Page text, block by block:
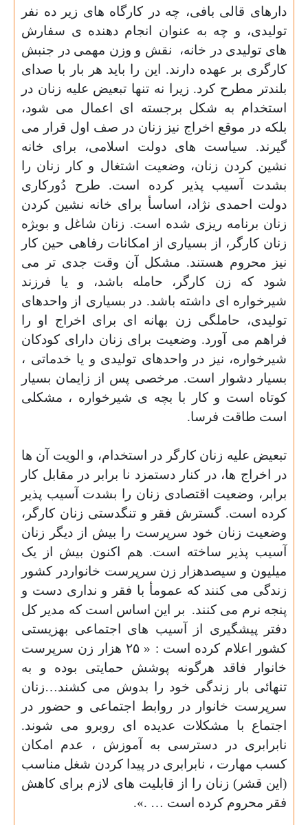
دارهای قالی بافی، چه در کارگاه های زیر ده نفر
تولیدی، و چه به عنوان انجام دهنده ی سفارش
های تولیدی در خانه،
نقش و وزن مهمی در جنبش
کارگری بر عهده دارند. این را باید هر بار با صدای
بلندتر مطرح کرد. زیرا نه تنها تبعیض علیه زنان در
استخدام به شکل برجسته ای اعمال می شود،
بلکه در موقع اخراج نیز زنان در صف اول قرار می
گیرند. سیاست های دولت اسلامی، برای خانه
نشین کردن زنان، وضعیت اشتغال و کار زنان را
بشدت آسیب پذیر کرده است. طرح دُورکاری
دولت احمدی نژاد، اساسأ برای خانه نشین کردن
زنان برنامه ریزی شده است. زنان شاغل و بویژه
زنان کارگر، از بسیاری از امکانات رفاهی حین کار
نیز محروم هستند. مشکل آن وقت جدی تر می
شود که زن کارگر، حامله باشد، و یا فرزند
شیرخواره ای داشته باشد. در بسیاری از واحدهای
تولیدی، حاملگی زن بهانه ای برای اخراج او را
فراهم می آورد. وضعیت برای زنان دارای کودکان
شیرخواره، نیز در واحدهای تولیدی و یا خدماتی ،
بسیار دشوار است. مرخصی پس از زایمان بسیار
کوتاه است و کار با بچه ی شیرخواره ، مشکلی
است طاقت فرسا.
تبعیض علیه زنان کارگر در استخدام، و الویت آن ها
در اخراج ها، در کنار دستمزد نا برابر در مقابل کار
برابر، وضعیت اقتصادی زنان را بشدت آسیب پذیر
کرده است. گسترش فقر و تنگدستی زنان کارگر،
وضعیت زنان خود سرپرست را بیش از دیگر زنان
آسیب پذیر ساخته است. هم اکنون بیش از یک
میلیون و سیصدهزار زن سرپرست خانواردر کشور
زندگی می کنند که عمومأ با فقر و نداری دست و
پنجه نرم می کنند. بر این اساس است که مدیر کل
دفتر پیشگیری از آسیب های اجتماعی بهزیستی
کشور اعلام کرده است : « ۲۵ هزار زن سرپرست
خانوار فاقد هرگونه پوشش حمایتی بوده و به
تنهائی بار زندگی خود را بدوش می کشند…زنان
سرپرست خانوار در روابط اجتماعی و حضور در
اجتماع با مشکلات عدیده ای روبرو می شوند.
نابرابری در دسترسی به آموزش ، عدم امکان
کسب مهارت ، نابرابری در پیدا کردن شغل مناسب
(این قشر) زنان را از قابلیت های لازم برای کاهش
فقر محروم کرده است … .».